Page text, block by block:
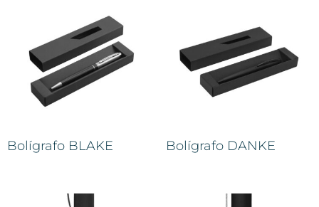
Bolígrafo BLAKE Bolígrafo DANKE